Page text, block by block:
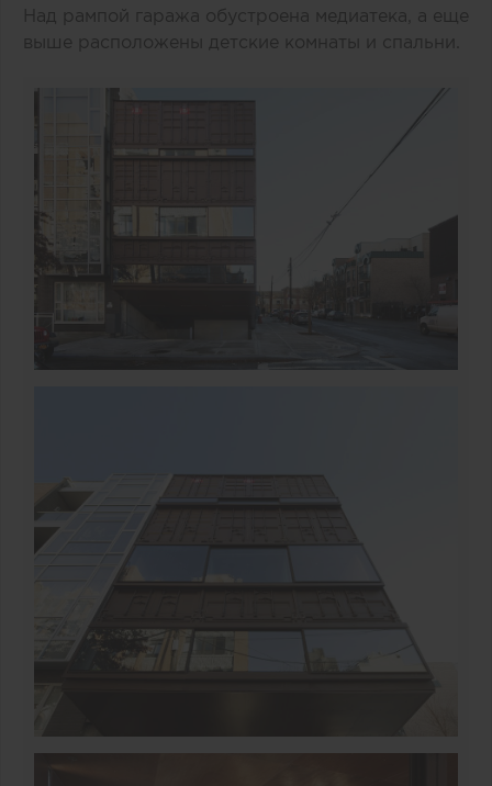
Над рампой гаража обустроена медиатека, а еще
выше расположены детские комнаты и спальни.